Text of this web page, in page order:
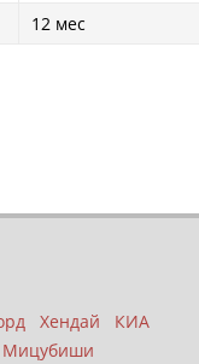
12 мес
Хендай
КИА
Мицубиши